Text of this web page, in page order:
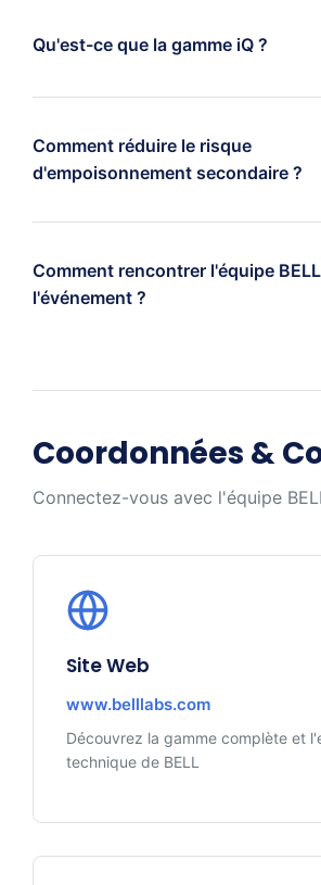
Qu'est-ce que la gamme iQ ?
Comment réduire le risque
d'empoisonnement secondaire ?
Comment rencontrer l'équipe
l'événement ?
Coordonnées &
Connectez-vous avec l'équipe
Site Web
www.belllabs.com
Découvrez la gamme complète et
technique de BELL